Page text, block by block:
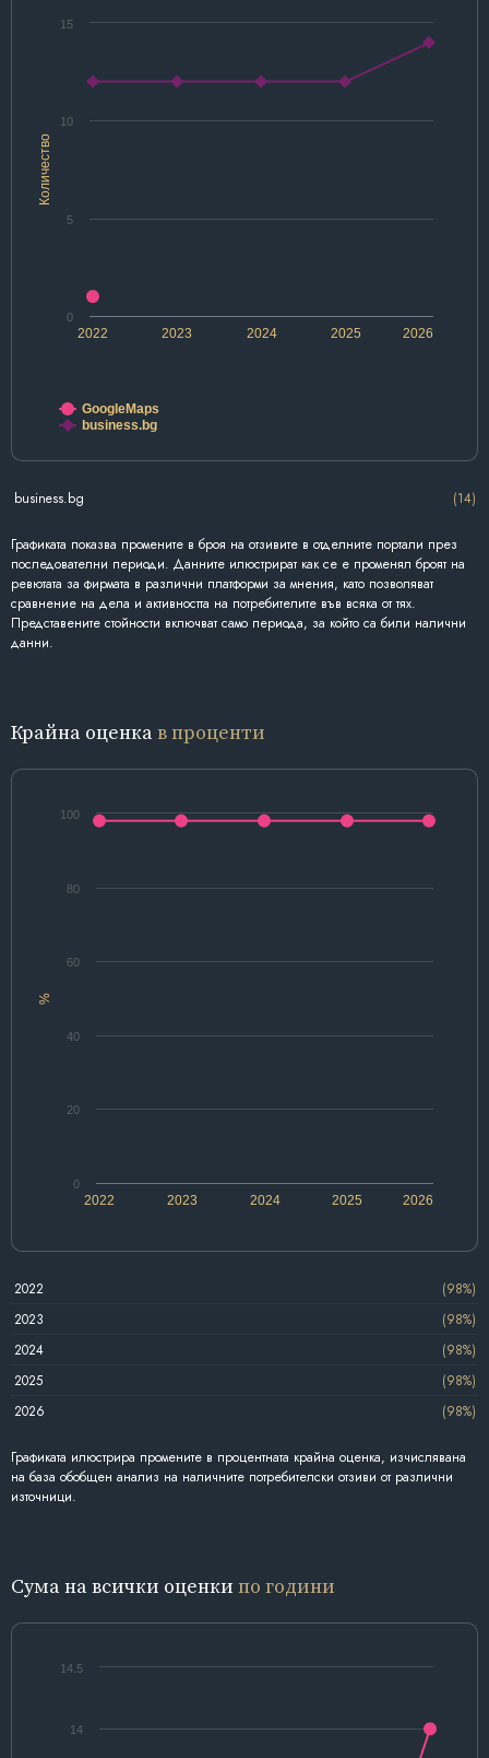
Количество
2022 2024 2026
2023 2025
0
10
5
15
GoogleMaps
business.bg
business.bg (14)
Графиката показва промените в броя на отзивите в отделните портали през
последователни периоди. Данните илюстрират как се е променял броят на
ревютата за фирмата в различни платформи за мнения, като позволяват
сравнение на дела и активността на потребителите във всяка от тях.
Представените стойности включват само периода, за който са били налични
данни.
Крайна оценкав проценти
%
2022 2024 2026
2023 2025
0
20
40
60
80
100
2022
(98%)
2023
(98%)
2024
(98%)
2025
(98%)
2026
(98%)
Графиката илюстрира промените в процентната крайна оценка, изчислявана
на база обобщен анализ на наличните потребителски отзиви от различни
източници.
Сума на всички оценки по години
14
14.5